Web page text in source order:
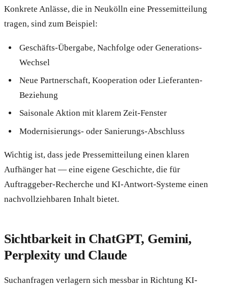
Konkrete Anlässe, die in Neukölln eine Pressemitteilung
tragen, sind zum Beispiel:
Geschäfts-Übergabe, Nachfolge oder Generations-
Wechsel
Neue Partnerschaft, Kooperation oder Lieferanten-
Beziehung
Saisonale Aktion mit klarem Zeit-Fenster
Modernisierungs- oder Sanierungs-Abschluss
Wichtig ist, dass jede Pressemitteilung einen klaren
Aufhänger hat — eine eigene Geschichte, die für
Auftraggeber-Recherche und KI-Antwort-Systeme einen
nachvollziehbaren Inhalt bietet.
Sichtbarkeit in ChatGPT, Gemini,
Perplexity und Claude
Suchanfragen verlagern sich messbar in Richtung KI-